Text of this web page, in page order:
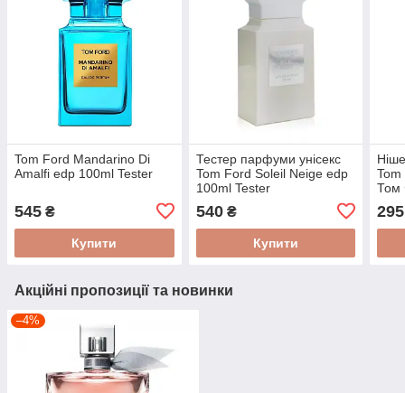
Tom Ford Mandarino Di
Amalfi edp 100ml Tester
545 ₴
Купити
Тестер парфуми унісекс
Tom Ford Soleil Neige edp
100ml Tester
540₴
Купити
Том
295
Акційні пропозиції та новинки
–4%